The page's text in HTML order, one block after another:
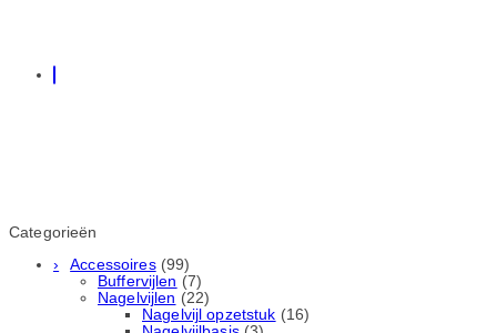
Categorieën
Accessoires (99)
Buffervijlen (7)
Nagelvijlen (22)
Nagelvijl opzetstuk (16)